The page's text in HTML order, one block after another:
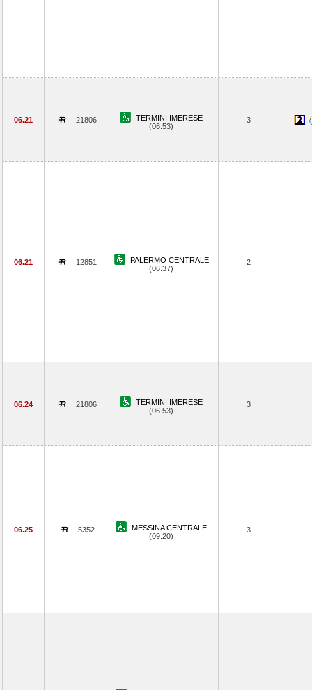
06.21 21806
TERMINI IMERESE
(06.53)
3
06.21 12851
PALERMO CENTRALE
(06.37)
2
06.24 21806
TERMINI IMERESE
(06.53)
3
06.25 5352
MESSINA CENTRALE
(09.20)
3